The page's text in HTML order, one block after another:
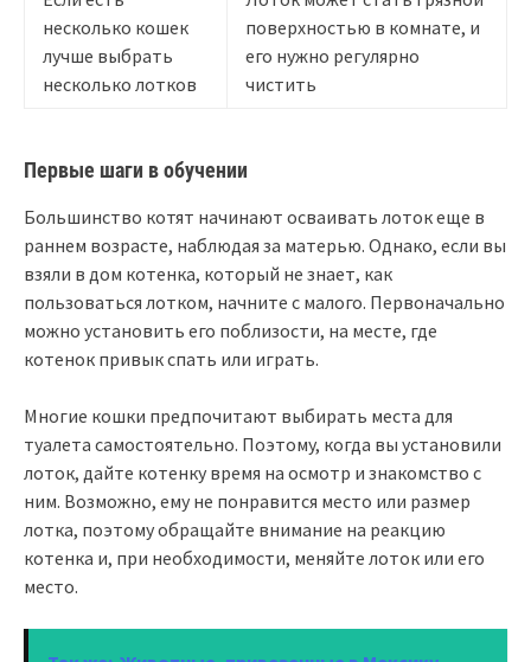
несколько кошек
лучше выбрать
несколько лотков
поверхностью в комнате, и
его нужно регулярно
чистить
Первые шаги в обучении
Большинство котят начинают осваивать лоток еще в
раннем возрасте, наблюдая за матерью. Однако, если вы
взяли в дом котенка, который не знает, как
пользоваться лотком, начните с малого. Первоначально
можно установить его поблизости, на месте, где
котенок привык спать или играть.
Многие кошки предпочитают выбирать места для
туалета самостоятельно. Поэтому, когда вы установили
лоток, дайте котенку время на осмотр и знакомство с
ним. Возможно, ему не понравится место или размер
лотка, поэтому обращайте внимание на реакцию
котенка и, при необходимости, меняйте лоток или его
место.